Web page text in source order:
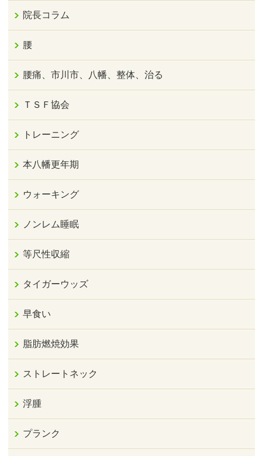
院長コラム
腰
腰痛、市川市、八幡、整体、治る
ＴＳＦ協会
トレーニング
本八幡更年期
ウォーキング
ノンレム睡眠
等尺性収縮
タイガーウッズ
早食い
脂肪燃焼効果
ストレートネック
浮腫
プランク